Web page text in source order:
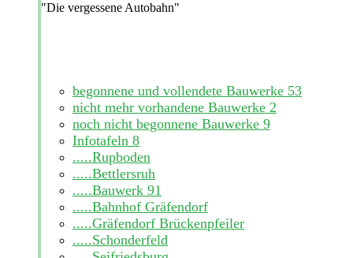
"Die vergessene Autobahn"
begonnene und vollendete Bauwerke 53
nicht mehr vorhandene Bauwerke 2
noch nicht begonnene Bauwerke 9
Infotafeln 8
.....Rupboden
.....Bettlersruh
.....Bauwerk 91
.....Bahnhof Gräfendorf
.....Gräfendorf Brückenpfeiler
.....Schonderfeld